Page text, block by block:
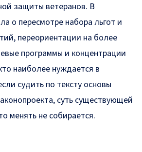
защиты ветеранов. В
о пересмотре набора льгот и
переориентации на более
программы и концентрации
наиболее нуждается в
судить по тексту основы
суть существующей
менять не собирается.